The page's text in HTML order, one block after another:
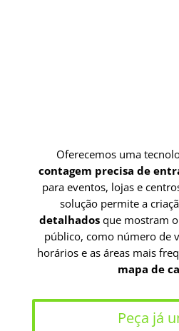
Oferecemos uma
contagem precisa de
para eventos, lojas e
solução permite a
detalhadosque mostram
público, como número de
horários e as áreas mais
mapa de
Peça já